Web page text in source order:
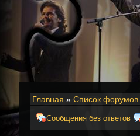
Главная » Список форумов
Сообщения без ответов